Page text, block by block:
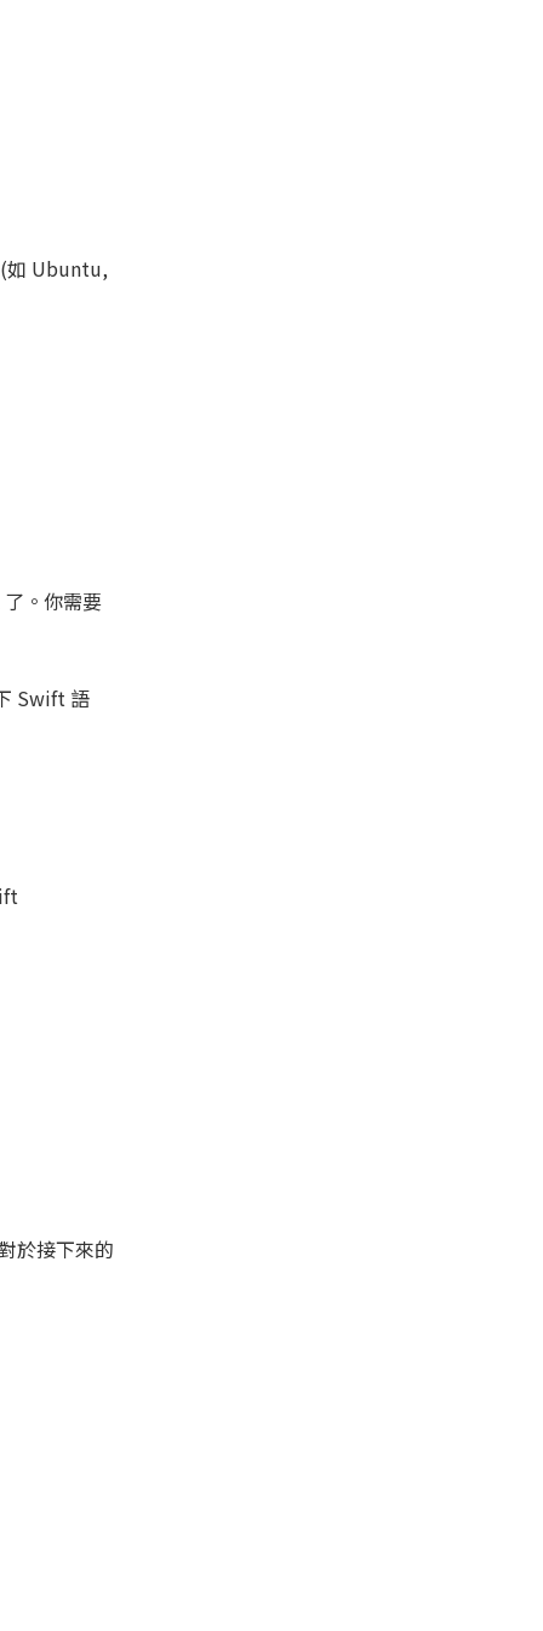
如 Ubuntu,
。你需要
Swift 語
於接下來的